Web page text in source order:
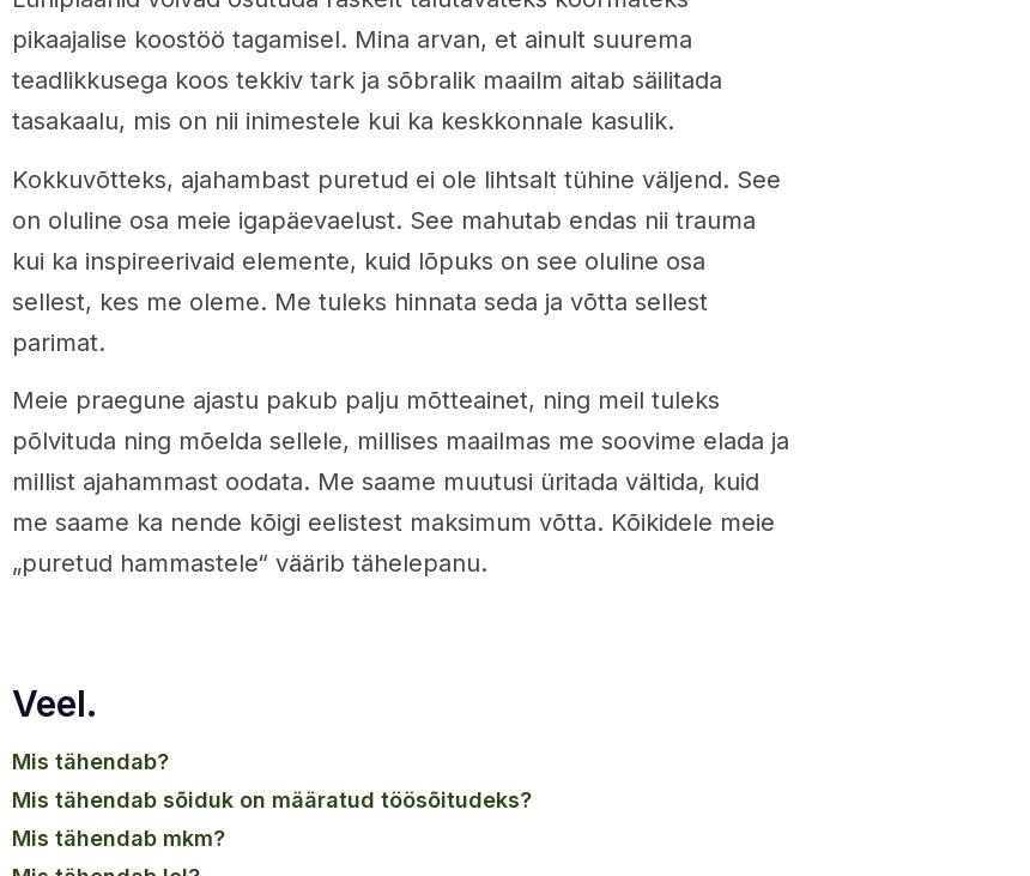
pikaajalise koostöö tagamisel. Mina arvan, et ainult suurema
teadlikkusega koos tekkiv tark ja sõbralik maailm aitab säilitada
tasakaalu, mis on nii inimestele kui ka keskkonnale kasulik.
Kokkuvõtteks, ajahambast puretud ei ole lihtsalt tühine väljend. See
on oluline osa meie igapäevaelust. See mahutab endas nii trauma
kui ka inspireerivaid elemente, kuid lõpuks on see oluline osa
sellest, kes me oleme. Me tuleks hinnata seda ja võtta sellest
parimat.
Meie praegune ajastu pakub palju mõtteainet, ning meil tuleks
põlvituda ning mõelda sellele, millises maailmas me soovime elada ja
millist ajahammast oodata. Me saame muutusi üritada vältida, kuid
me saame ka nende kõigi eelistest maksimum võtta. Kõikidele meie
„puretud hammastele“ väärib tähelepanu.
Veel.
mis tähendab?
mis tähendab sõiduk on määratud töösõitudeks?
mis tähendab mkm?